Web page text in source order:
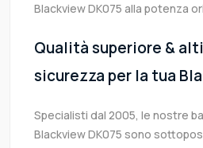
Blackview DK075 alla potenza
Qualità superiore &
sicurezza per la tua
Specialisti dal 2005, le nostre
Blackview DK075 sono